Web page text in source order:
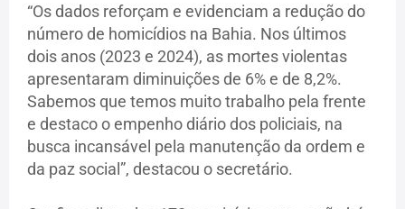
“Os dados reforçam e evidenciam a redução do
número de homicídios na Bahia. Nos últimos
dois anos (2023 e 2024), as mortes violentas
apresentaram diminuições de 6% e de 8,2%.
Sabemos que temos muito trabalho pela frente
e destaco o empenho diário dos policiais, na
busca incansável pela manutenção da ordem e
da paz social”, destacou o secretário.